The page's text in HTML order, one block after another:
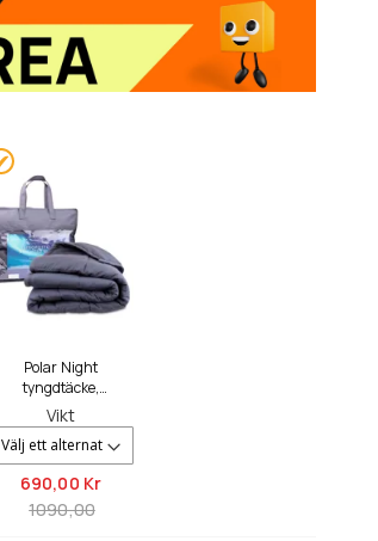
Polar Night
tyngdtäcke,
150x200cm (5-13kg)
Vikt
690,00 Kr
1090,00